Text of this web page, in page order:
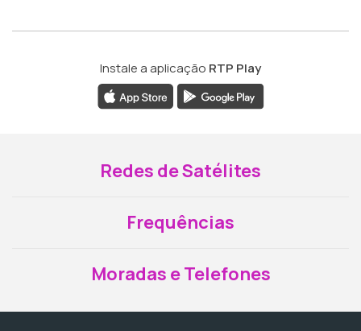
Instale a aplicação RTP Play
Redes de Satélites
Frequências
Moradas e Telefones